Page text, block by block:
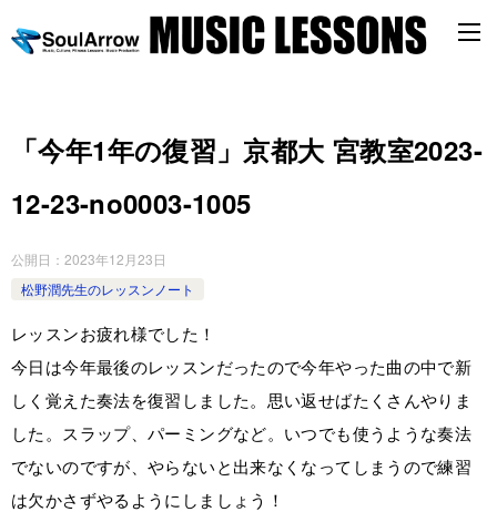
「今年1年の復習」京都大 宮教室2023-
12-23-no0003-­1005
公開日： 2023年12月23日
松野潤先生のレッスンノート
レッスンお疲れ様でした！
今日は今年最後のレッスンだったので今年やった曲の中で新
しく覚えた奏法を復習しました。思い返せばたくさんやりま
した。スラップ、パーミングなど。いつでも使うような奏法
でないのですが、やらないと出来なくなってしまうので練習
は欠かさずやるようにしましょう！